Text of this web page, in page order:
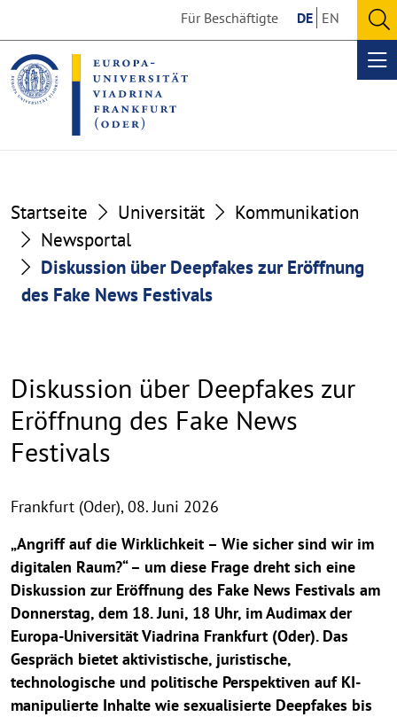
the
content
section
the
footer
section
Für Beschäftigte DE EN
Startseite Universität
Kommunikation
Newsportal
Diskussion über Deepfakes zur Eröffnung
des Fake News Festivals
Diskussion über Deepfakes zur
Eröffnung des Fake News
Festivals
Frankfurt (Oder),08. Juni 2026
„Angriff auf die Wirklichkeit – Wie sicher sind wir im
digitalen Raum?“ – um diese Frage dreht sich eine
Diskussion zur Eröffnung des Fake News Festivals am
Donnerstag, dem 18. Juni, 18 Uhr, im Audimax der
Europa-Universität Viadrina Frankfurt (Oder). Das
Gespräch bietet aktivistische, juristische,
technologische und politische Perspektiven auf KI-
manipulierte Inhalte wie sexualisierte Deepfakes bis